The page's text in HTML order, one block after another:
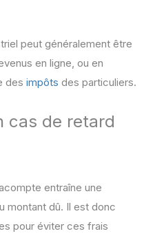
peut généralement être
en ligne, ou en
des impôts des particuliers.
cas de retard
entraîne une
montant dû. Il est donc
pour éviter ces frais